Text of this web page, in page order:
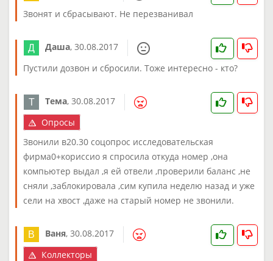
Звонят и сбрасывают. Не перезванивал
Даша, 30.08.2017
Пустили дозвон и сбросили. Тоже интересно - кто?
Тема, 30.08.2017
Опросы
Звонили в20.30 соцопрос исследовательская
фирма0+кориссио я спросила откуда номер ,она
компьютер выдал ,я ей отвели ,проверили баланс ,не
сняли ,заблокировала ,сим купила неделю назад и уже
сели на хвост ,даже на старый номер не звонили.
Ваня, 30.08.2017
Коллекторы